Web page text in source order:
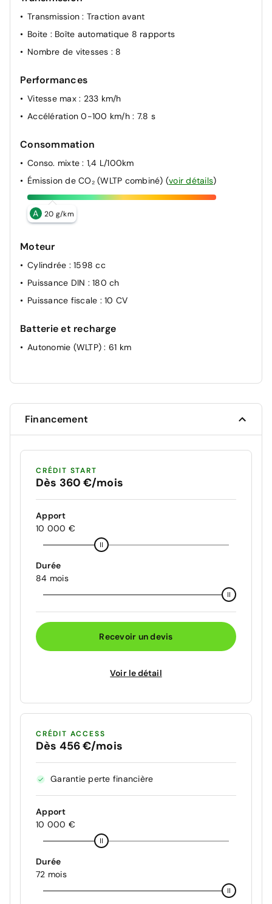
Transmission: Traction avant
Boite : Boîte automatique 8 rapports
Nombre de vitesses : 8
Performances
Vitesse max : 233 km/h
Accélération 0-100 km/h : 7.8 s
Consommation
Conso. mixte: 1,4 L/100km
Émission de CO₂ (WLTP combiné) (voir détails)
A 20 g/km
Moteur
Cylindrée : 1598 cc
Puissance DIN : 180 ch
Puissance fiscale : 10 CV
Batterie et recharge
Autonomie (WLTP): 61 km
Financement
CRÉDIT START
Dès 360 €/mois
Apport
10 000 €
Durée
84 mois
Recevoir un devis
Voir le détail
CRÉDIT ACCESS
Dès 456 €/mois
Garantie perte financière
Apport
10 000 €
Durée
72 mois